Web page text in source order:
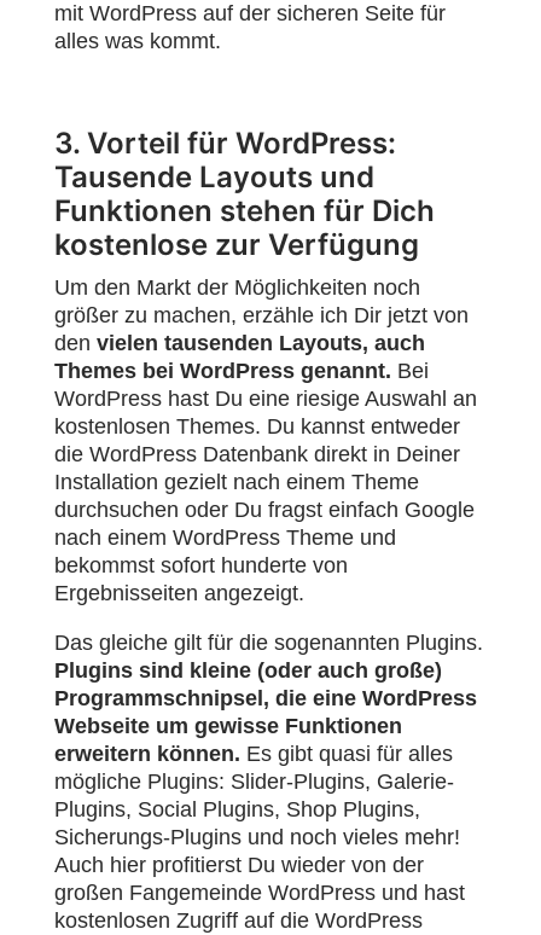
mit WordPress auf der sicheren Seite für
alles was kommt.
3. Vorteil für WordPress:
Tausende Layouts und
Funktionen stehen für Dich
kostenlose zur Verfügung
Um den Markt der Möglichkeiten noch
größer zu machen, erzähle ich Dir jetzt von
den vielen tausenden Layouts, auch
Themes bei WordPress genannt. Bei
WordPress hast Du eine riesige Auswahl an
kostenlosen Themes. Du kannst entweder
die WordPress Datenbank direkt in Deiner
Installation gezielt nach einem Theme
durchsuchen oder Du fragst einfach Google
nach einem WordPress Theme und
bekommst sofort hunderte von
Ergebnisseiten angezeigt.
Das gleiche gilt für die sogenannten Plugins.
Plugins sind kleine (oder auch große)
Programmschnipsel, die eine WordPress
Webseite um gewisse Funktionen
erweitern können. Es gibt quasi für alles
mögliche Plugins: Slider-Plugins, Galerie-
Plugins, Social Plugins, Shop Plugins,
Sicherungs-Plugins und noch vieles mehr!
Auch hier profitierst Du wieder von der
großen Fangemeinde WordPress und hast
kostenlosen Zugriff auf die WordPress